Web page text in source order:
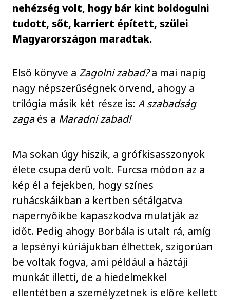
nehézség volt, hogy bár kint boldogulni
tudott, sőt, karriert épített, szülei
Magyarországon maradtak.
Első könyve aZagolni zabad?a mai napig
nagy népszerűségnek örvend, ahogy a
trilógia másik két része is:A szabadság
zagaés a Maradni zabad!
Ma sokan úgy hiszik, a grófkisasszonyok
élete csupa derű volt. Furcsa módon az a
kép él a fejekben, hogy színes
ruhácskáikban a kertben sétálgatva
napernyőikbe kapaszkodva mulatják az
időt. Pedig ahogy Borbála is utalt rá, amíg
a lepsényi kúriájukban élhettek, szigorúan
be voltak fogva, ami például a háztáji
munkát illetti, de a hiedelmekkel
ellentétben a személyzetnek is előre kellett